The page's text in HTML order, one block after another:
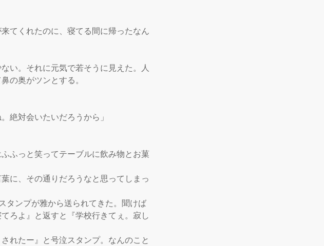
てくれたのに、寝てる間に帰ったなん
い。それに元気で若そうに見えた。人
の奥がツンとする。
絶対会いたいだろうから」
ふっと笑ってテーブルに飲み物とお菓
に、その通りだろうなと思ってしまっ
ンプが雅から送られてきた。聞けば
ろよ』と返すと『学校行きてぇ。寂し
れたー』と号泣スタンプ。なんのこと